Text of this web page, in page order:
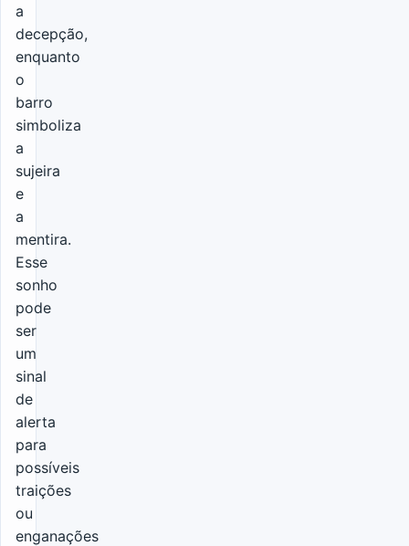
a
decepção,
enquanto
o
barro
simboliza
a
sujeira
e
a
mentira.
Esse
sonho
pode
ser
um
sinal
de
alerta
para
possíveis
traições
ou
enganações